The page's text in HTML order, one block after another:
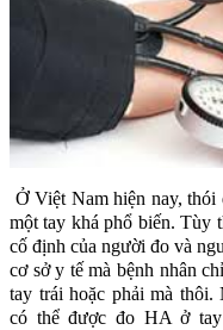
Ở Việt Nam hiện nay, thói
một tay khá phổ biến. Tùy
cố định của người đo và
cơ sở y tế mà bệnh nhân
tay trái hoặc phải mà
có thể được đo HA ở